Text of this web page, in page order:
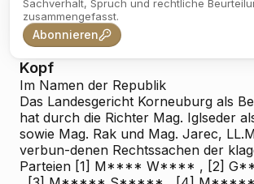
Sachverhalt, Spruch und rechtliche
zusammengefasst.
Abonnieren
Kopf
Im Namen der Republik
Das Landesgericht Korneuburg als
hat durch die Richter Mag. Iglseder
sowie Mag. Rak und Mag. Jarec,
verbun-denen Rechtssachen der
Parteien [1] M**** W**** , [2]